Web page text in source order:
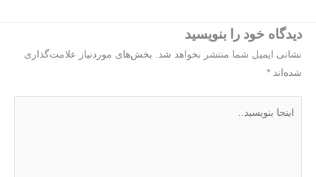
دیدگاه‌ خود را بنویسید
نشانی ایمیل شما منتشر نخواهد شد.
بخش‌های موردنیاز علامت‌گذاری
شده‌اند *